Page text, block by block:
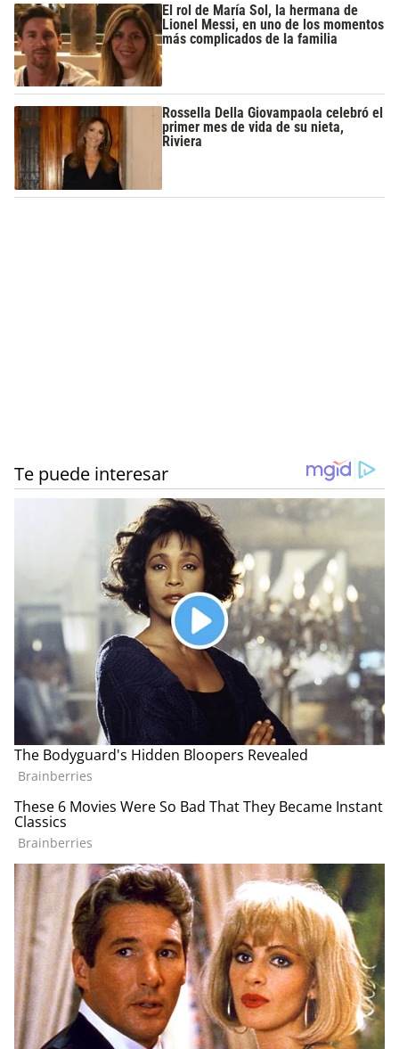
El rol de María Sol, la hermana de
Lionel Messi, en uno de los momentos
más complicados de la familia
Rossella Della Giovampaola celebró el
primer mes de vida de su nieta,
Riviera